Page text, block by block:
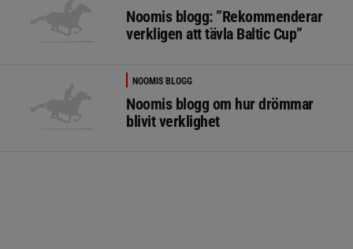
Noomis blogg: ”Rekommenderar
verkligen att tävla Baltic Cup”
NOOMIS BLOGG
Noomis blogg om hur drömmar
blivit verklighet